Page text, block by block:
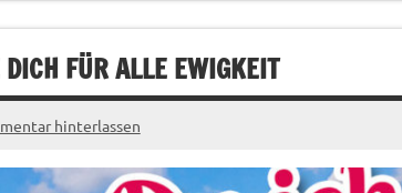
FÜR ALLE EWIGKEIT
hinterlassen